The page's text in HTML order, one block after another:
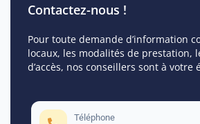
Contactez-nous !
Pour toute demande d’information
locaux, les modalités de prestation,
d’accès, nos conseillers sont à votre
Téléphone